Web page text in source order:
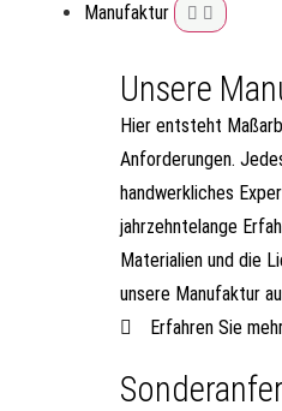
Manufaktur
Unsere
Hier entsteht
Anforderungen.
handwerkliches
jahrzehntelange
Materialien und die
unsere Manufaktur
Erfahren Sie